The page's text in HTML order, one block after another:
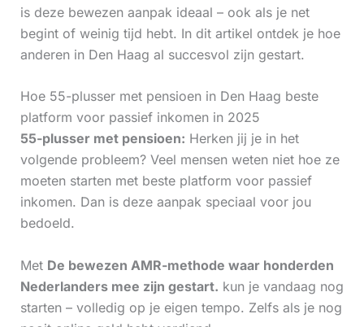
is deze bewezen aanpak ideaal – ook als je net
begint of weinig tijd hebt. In dit artikel ontdek je hoe
anderen in Den Haag al succesvol zijn gestart.
Hoe 55-plusser met pensioen in Den Haag beste
platform voor passief inkomen in 2025
55-plusser met pensioen: Herken jij je in het
volgende probleem? Veel mensen weten niet hoe ze
moeten starten met beste platform voor passief
inkomen. Dan is deze aanpak speciaal voor jou
bedoeld.
Met De bewezen AMR-methode waar honderden
Nederlanders mee zijn gestart. kun je vandaag nog
starten – volledig op je eigen tempo. Zelfs als je nog